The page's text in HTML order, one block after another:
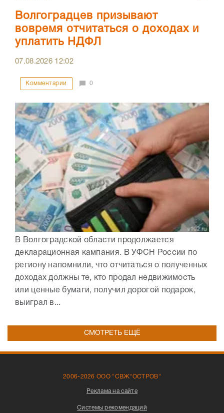
Волгоградцев призывают
вовремя отчитаться о доходах и
уплатить НДФЛ
07.08.2026 12:02
Комментарии 0
В Волгоградской области продолжается
декларационная кампания. В УФСН России по
региону напомнили, что отчитаться о полученных
доходах должны те, кто продал недвижимость
или ценные бумаги, получил дорогой подарок,
выиграл в...
СМОТРЕТЬ ЕЩЁ
2006-2026 ООО "СВЖ"ОСТРОВ"
Реклама на сайте
Системы рекомендаций